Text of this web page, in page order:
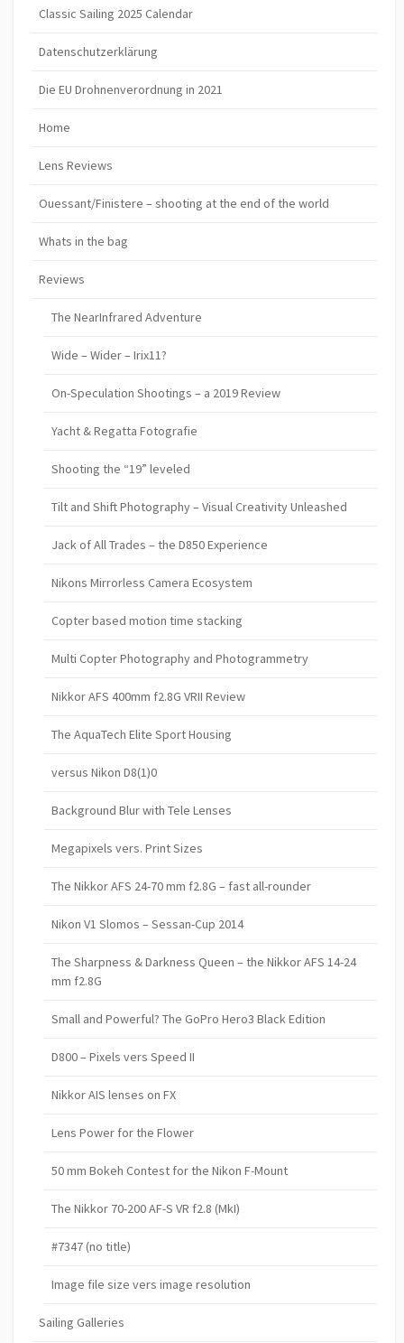
Classic Sailing 2025 Calendar
Datenschutzerklärung
Die EU Drohnenverordnung in 2021
Home
Lens Reviews
Ouessant/Finistere – shooting at the end of the world
Whats in the bag
Reviews
The NearInfrared Adventure
Wide – Wider – Irix11?
On-Speculation Shootings – a 2019 Review
Yacht & Regatta Fotografie
Shooting the “19” leveled
Tilt and Shift Photography – Visual Creativity Unleashed
Jack of All Trades – the D850 Experience
Nikons Mirrorless Camera Ecosystem
Copter based motion time stacking
Multi Copter Photography and Photogrammetry
Nikkor AFS 400mm f2.8G VRII Review
The AquaTech Elite Sport Housing
versus Nikon D8(1)0
Background Blur with Tele Lenses
Megapixels vers. Print Sizes
The Nikkor AFS 24-70 mm f2.8G – fast all-rounder
Nikon V1 Slomos – Sessan-Cup 2014
The Sharpness & Darkness Queen – the Nikkor AFS 14-24
mm f2.8G
Small and Powerful? The GoPro Hero3 Black Edition
D800 – Pixels vers Speed II
Nikkor AIS lenses on FX
Lens Power for the Flower
50 mm Bokeh Contest for the Nikon F-Mount
The Nikkor 70-200 AF-S VR f2.8 (MkI)
#7347 (no title)
Image file size vers image resolution
Sailing Galleries